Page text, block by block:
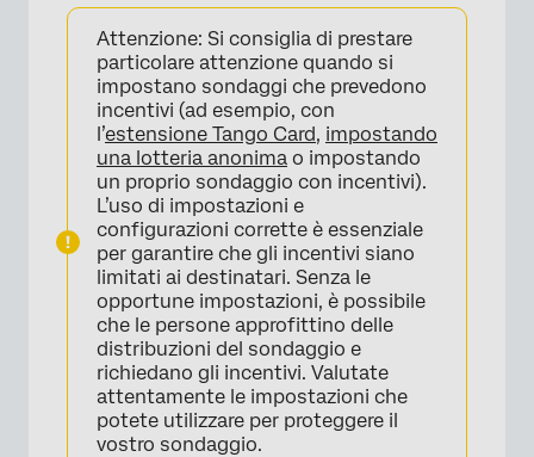
Informazioni sulle opzioni di sicurezza del
sondaggio
Accesso al sondaggio
Protezione password
Aggiungi un url del sito web di segnalazione
URL DEL SITO SEGNALAZIONE
Evita invii multipli
Rilevamento bot
Monitoraggio della scansione di sicurezza
Rilevamento dei duplicati
Evita INDICIZZAZIONE
Attenzione: Si consiglia di prestare
particolare attenzione quando si
impostano sondaggi che prevedono
incentivi (ad esempio, con
l’estensione Tango Card, impostando
una lotteria anonima o impostando
un proprio sondaggio con incentivi).
L’uso di impostazioni e
configurazioni corrette è essenziale
per garantire che gli incentivi siano
limitati ai destinatari. Senza le
opportune impostazioni, è possibile
che le persone approfittino delle
distribuzioni del sondaggio e
richiedano gli incentivi. Valutate
attentamente le impostazioni che
potete utilizzare per proteggere il
vostro sondaggio.